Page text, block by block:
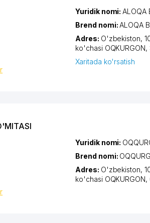
Yuridik nomi:ALOQA
Brend nomi:ALOQA
Adres: O'zbekiston,
ko'chasi OQKURGON,
Xaritada ko'rsatish
Yuridik nomi:
Brend nomi:
Adres: O'zbekiston,
ko'chasi OQKURGON,